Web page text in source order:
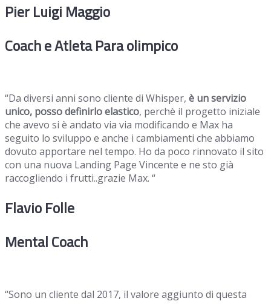
Pier Luigi Maggio
Coach e Atleta Para olimpico
“Da diversi anni sono cliente di Whisper, è un servizio
unico, posso definirlo elastico, perchè il progetto iniziale
che avevo si è andato via via modificando e Max ha
seguito lo sviluppo e anche i cambiamenti che abbiamo
dovuto apportare nel tempo. Ho da poco rinnovato il sito
con una nuova Landing Page Vincente e ne sto già
raccogliendo i frutti..grazie Max. “
Flavio Folle
Mental Coach
“Sono un cliente dal 2017, il valore aggiunto di questa